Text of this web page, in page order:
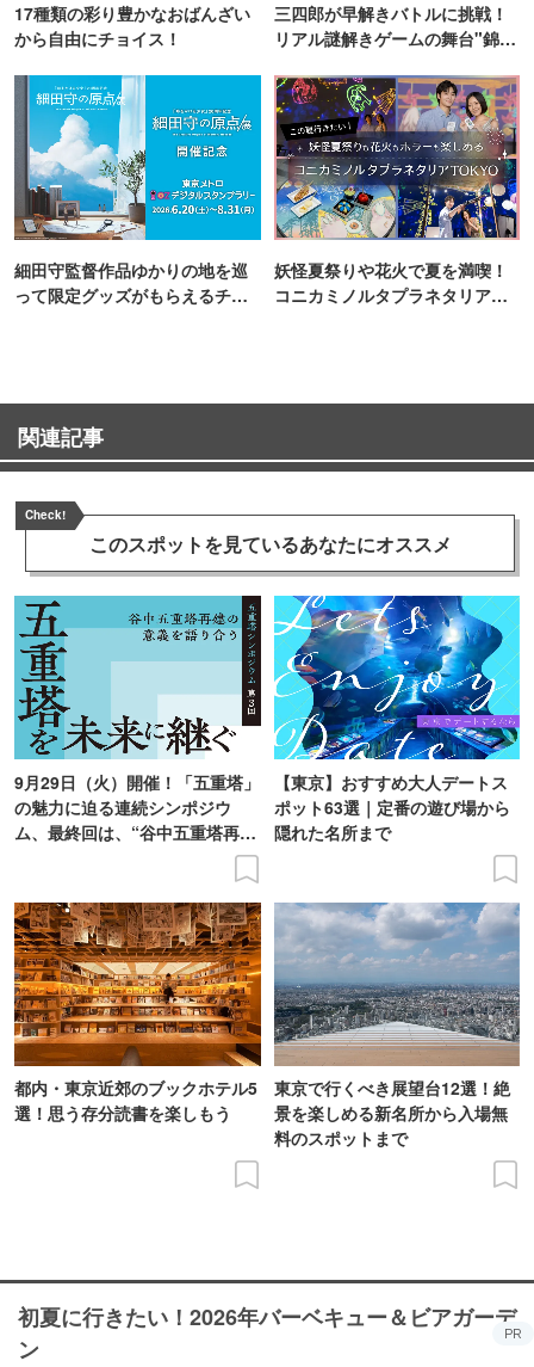
17種類の彩り豊かなおばんざい
から自由にチョイス！
三四郎が早解きバトルに挑戦！
リアル謎解きゲームの舞台"錦糸
細田守監督作品ゆかりの地を巡
って限定グッズがもらえるチャ
妖怪夏祭りや花火で夏を満喫！
コニカミノルタプラネタリア
関連記事
Check!
このスポットを見ているあなたにオススメ
9月29日（火）開催！「五重塔」
の魅力に迫る連続シンポジウ
ム、最終回は、“谷中五重塔再建
【東京】おすすめ大人デートス
ポット63選｜定番の遊び場から
隠れた名所まで
都内・東京近郊のブックホテル5
選！思う存分読書を楽しもう
東京で行くべき展望台12選！絶
景を楽しめる新名所から入場無
料のスポットまで
初夏に行きたい！2026年バーベキュー＆ビアガーデ
ン
PR